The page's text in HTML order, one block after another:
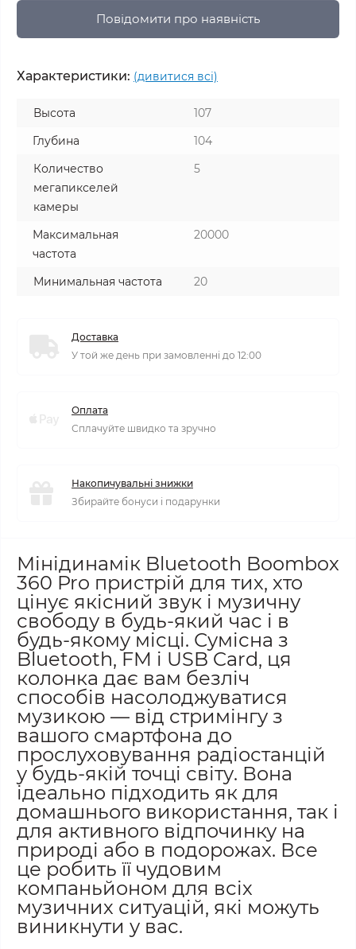
Повідомити про наявність
Характеристики: (дивитися всі)
Высота
107
Глубина
104
Количество
мегапикселей
камеры
5
Максимальная
частота
20000
Минимальная частота 20
Доставка
У той же день при замовленні до 12:00
Оплата
Сплачуйте швидко та зручно
Накопичувальні знижки
Збирайте бонуси і подарунки
Мінідинамік Bluetooth Boombox
360 Pro пристрій для тих, хто
цінує якісний звук і музичну
свободу в будь-який час і в
будь-якому місці. Сумісна з
Bluetooth, FM і USB Card, ця
колонка дає вам безліч
способів насолоджуватися
музикою — від стримінгу з
вашого смартфона до
прослуховування радіостанцій
у будь-якій точці світу. Вона
ідеально підходить як для
домашнього використання, так і
для активного відпочинку на
природі або в подорожах. Все
це робить її чудовим
компаньйоном для всіх
музичних ситуацій, які можуть
виникнути у вас.